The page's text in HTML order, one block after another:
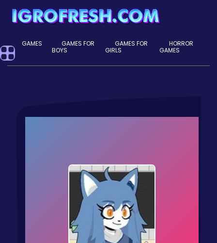
GAMES
GAMES FOR
BOYS
GAMES FOR
GIRLS
HORROR
GAMES